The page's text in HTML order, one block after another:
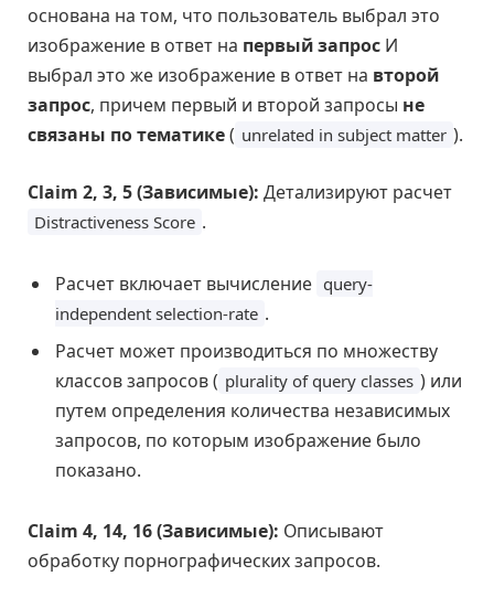
основана на том, что пользователь выбрал это
изображение в ответ на первый запрос И
выбрал это же изображение в ответ на второй
запрос, причем первый и второй запросы не
связаны по тематике( unrelated in subject matter ).
Claim 2, 3, 5 (Зависимые): Детализируют расчет
Distractiveness Score .
Расчет включает вычисление query-
independent selection-rate .
Расчет может производиться по множеству
классов запросов ( plurality of query classes ) или
путем определения количества независимых
запросов, по которым изображение было
показано.
Claim 4, 14, 16 (Зависимые): Описывают
обработку порнографических запросов.